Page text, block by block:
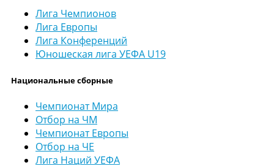
Лига Чемпионов
Лига Европы
Лига Конференций
Юношеская лига УЕФА U19
Национальные сборные
Чемпионат Мира
Отбор на ЧМ
Чемпионат Европы
Отбор на ЧЕ
Лига Наций УЕФА